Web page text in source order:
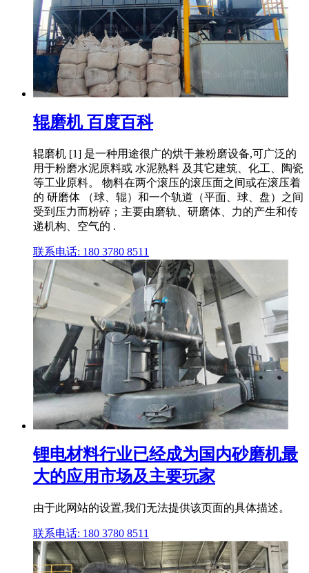
辊磨机 百度百科
辊磨机 [1] 是一种用途很广的烘干兼粉磨设备,可广泛的
用于粉磨水泥原料或 水泥熟料 及其它建筑、化工、陶瓷
等工业原料。 物料在两个滚压的滚压面之间或在滚压着
的 研磨体 （球、辊）和一个轨道（平面、球、盘）之间
受到压力而粉碎；主要由磨轨、研磨体、力的产生和传
递机构、空气的 .
联系电话: 180 3780 8511
锂电材料行业已经成为国内砂磨机最
大的应用市场及主要玩家
由于此网站的设置,我们无法提供该页面的具体描述。
联系电话: 180 3780 8511